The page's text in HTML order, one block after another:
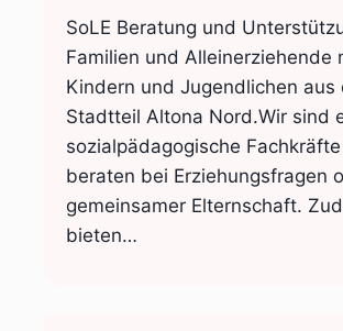
SoLE Beratung und
Familien und Alleinerziehende
Kindern und Jugendlichen aus
Stadtteil Altona Nord.Wir sind
sozialpädagogische
beraten bei Erziehungsfragen
gemeinsamer Elternschaft.
bieten…